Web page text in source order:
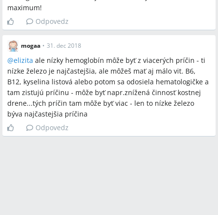
maximum!
Odpovedz
mogaa • 31. dec 2018
@elizita ale nízky hemoglobín môže byť z viacerých príčin - ti
nízke železo je najčastejšia, ale môžeš mať aj málo vit. B6,
B12, kyselina listová alebo potom sa odosiela hematologičke a
tam zisťujú príčinu - môže byť napr.znížená činnosť kostnej
drene...tých príčin tam môže byť viac - len to nízke železo
býva najčastejšia príčina
Odpovedz